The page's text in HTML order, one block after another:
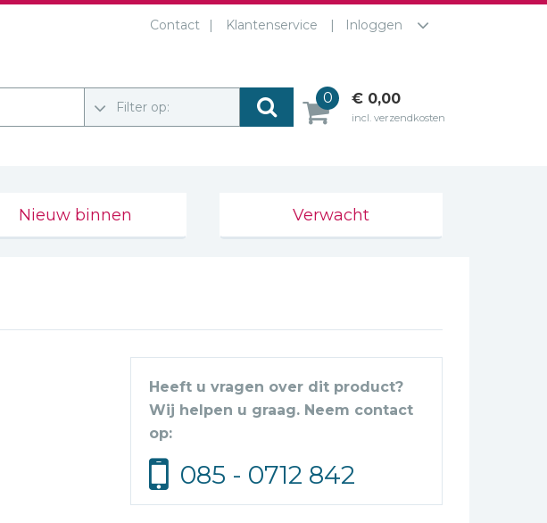
Contact Klantenservice Inloggen
Filter op:
0 € 0,00
incl. verzendkosten
Nieuw binnen Verwacht
Heeft u vragen over dit product?
Wij helpen u graag. Neem contact
op:
085 - 0712 842